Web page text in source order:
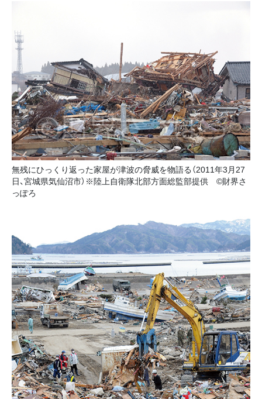
無残にひっくり返った家屋が津波の脅威を物語る（2011年3月27
日、宮城県気仙沼市）※陸上自衛隊北部方面総監部提供 ©財界さ
っぽろ